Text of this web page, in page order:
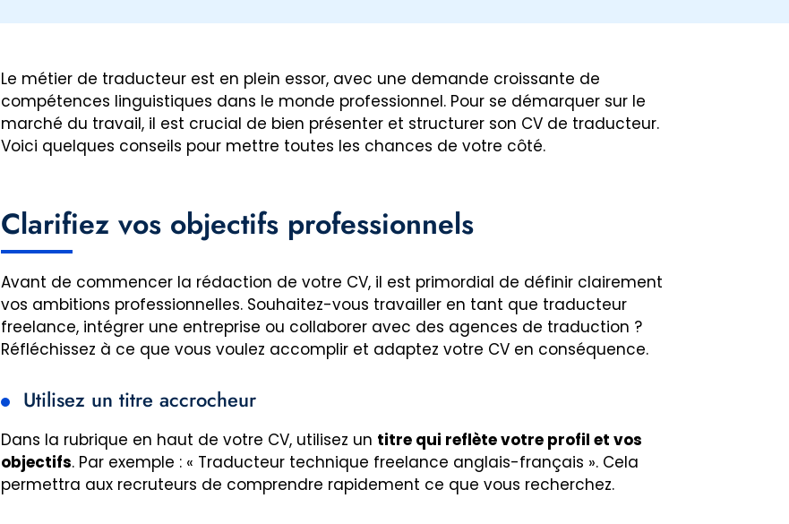
Le métier de traducteur est en plein essor, avec une demande croissante de
compétences linguistiques dans le monde professionnel. Pour se démarquer sur le
marché du travail, il est crucial de bien présenter et structurer son CV de traducteur.
Voici quelques conseils pour mettre toutes les chances de votre côté.
Clarifiez vos objectifs professionnels
Avant de commencer la rédaction de votre CV, il est primordial de définir clairement
vos ambitions professionnelles. Souhaitez-vous travailler en tant que traducteur
freelance, intégrer une entreprise ou collaborer avec des agences de traduction ?
Réfléchissez à ce que vous voulez accomplir et adaptez votre CV en conséquence.
Utilisez un titre accrocheur
Dans la rubrique en haut de votre CV, utilisez un titre qui reflète votre profil et vos
objectifs. Par exemple : « Traducteur technique freelance anglais-français ». Cela
permettra aux recruteurs de comprendre rapidement ce que vous recherchez.